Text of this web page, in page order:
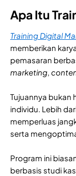
Apa Itu
Training Digital
memberikan
pemasaran
marketing,
Tujuannya bukan
individu. Lebih
memperluas
serta
Program ini
berbasis studi